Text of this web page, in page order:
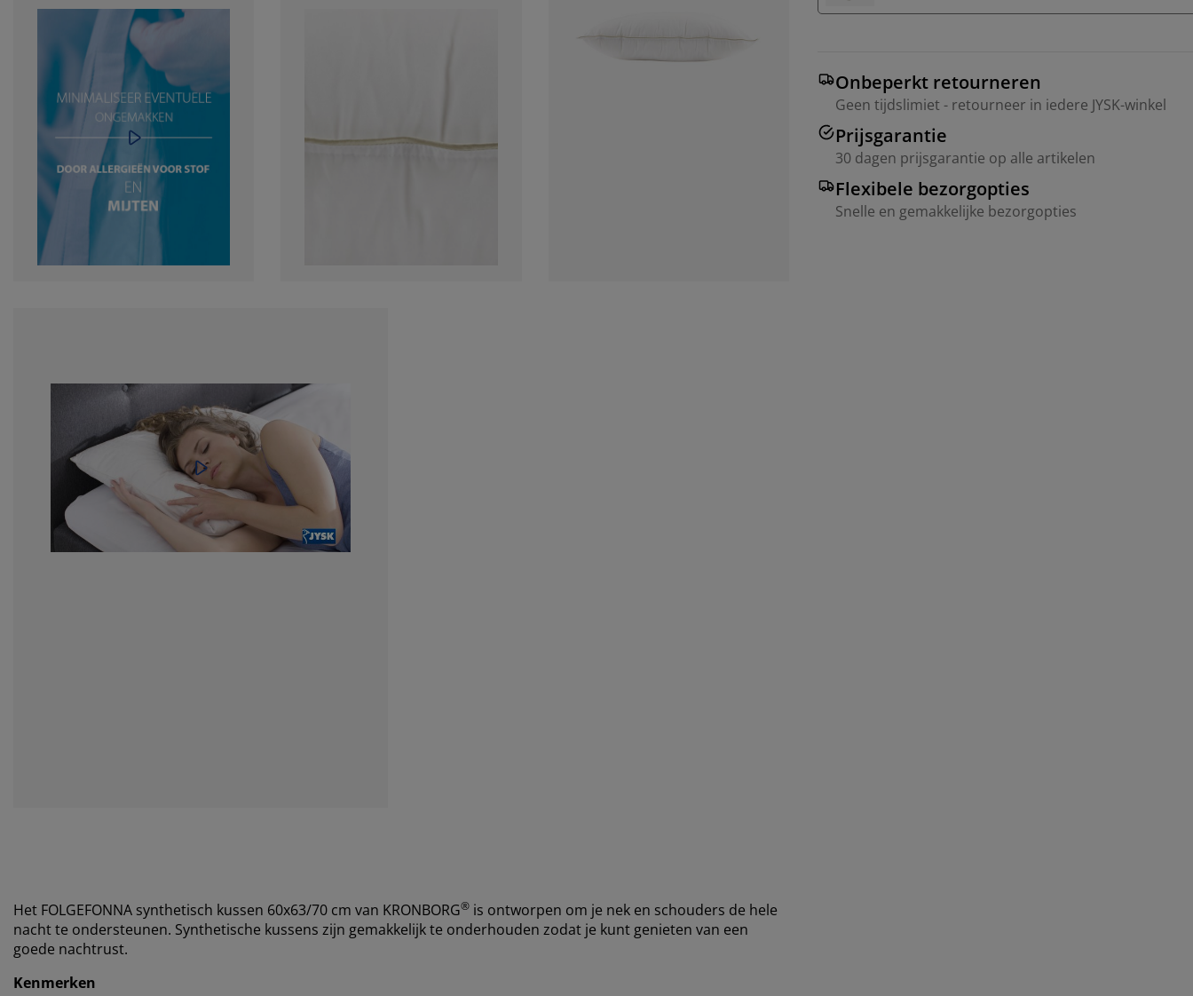
Onbeperkt retourneren
Geen tijdslimiet - retourneer in iedere JYSK-winkel
Prijsgarantie
30 dagen prijsgarantie op alle artikelen
Flexibele bezorgopties
Snelle en gemakkelijke bezorgopties
Het FOLGEFONNA synthetisch kussen 60x63/70 cm van KRONBORG® is ontworpen om je nek en schouders de hele
nacht te ondersteunen. Synthetische kussens zijn gemakkelijk te onderhouden zodat je kunt genieten van een
goede nachtrust.
Kenmerken